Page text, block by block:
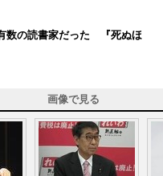
数の読書家だった 『死ぬほ
画像で見る